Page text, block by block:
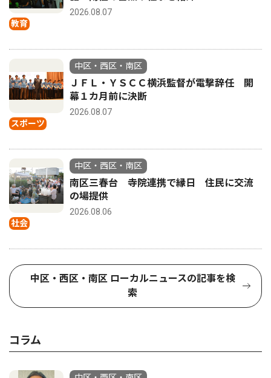
教育
2026.08.07
スポーツ
中区・西区・南区
ＪＦＬ・ＹＳＣＣ横浜監督が電撃辞任 開
幕１カ月前に決断
2026.08.07
社会
中区・西区・南区
南区三春台 寺院連携で縁日 住民に交流
の場提供
2026.08.06
中区・西区・南区 ローカルニュースの記事を検
索
コラム